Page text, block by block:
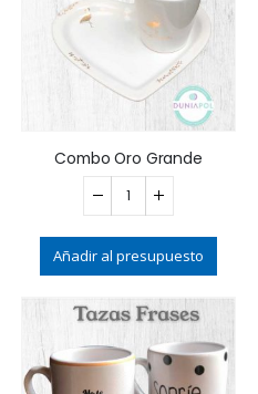
Combo Oro Grande
Añadir al presupuesto